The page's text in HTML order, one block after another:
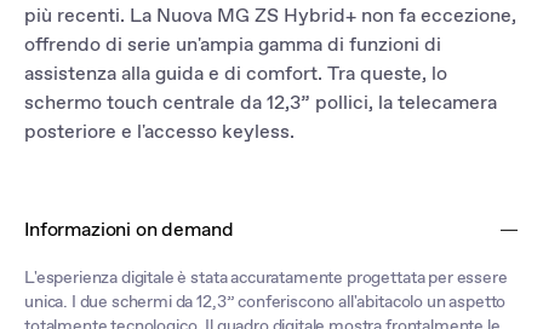
più recenti. La Nuova MG ZS Hybrid+ non fa eccezione,
offrendo di serie un'ampia gamma di funzioni di
assistenza alla guida e di comfort. Tra queste, lo
schermo touch centrale da 12,3” pollici, la telecamera
posteriore e l'accesso keyless.
Informazioni on demand
L'esperienza digitale è stata accuratamente progettata per essere
unica. I due schermi da 12,3” conferiscono all'abitacolo un aspetto